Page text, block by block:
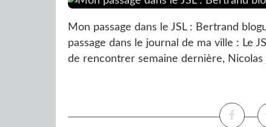
Mon passage dans le JSL : Bertrand
passage dans le journal de ma ville : Le
de rencontrer semaine dernière, Nicolas